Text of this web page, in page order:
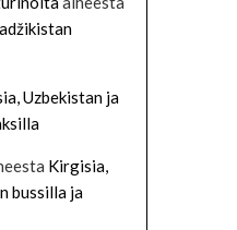
Uzbekistan ja
Kirgisia,
bussilla ja